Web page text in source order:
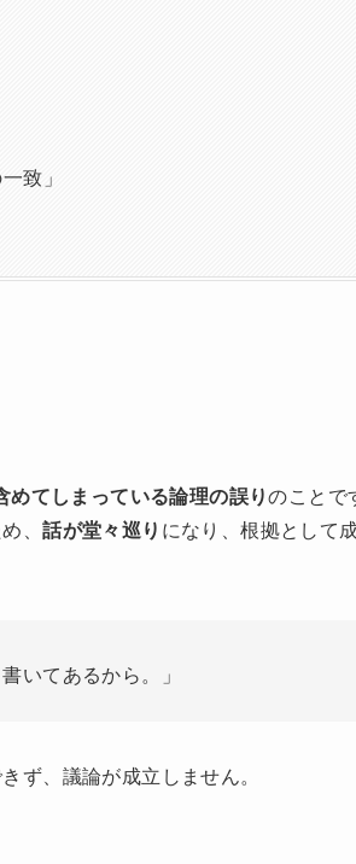
致」
めてしまっている論理の誤りのことで
、話が堂々巡り になり、根拠として
いてあるから。」
ず、議論が成立しません。